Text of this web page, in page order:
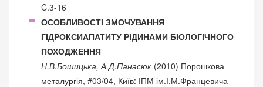
C.3-16
ОСОБЛИВОСТІ ЗМОЧУВАННЯ
ГІДРОКСИАПАТИТУ РІДИНАМИ БІОЛОГІЧНОГО
ПОХОДЖЕННЯ
Н.В.Бошицька, А.Д.Панасюк (2010) Порошкова
металургія, #03/04, Київ: ІПМ ім.І.М.Францевича